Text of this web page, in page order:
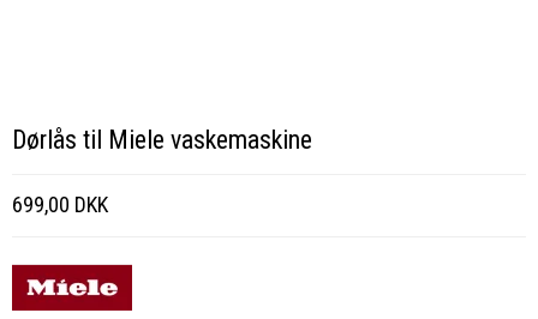
Dørlås til Miele vaskemaskine
699,00 DKK